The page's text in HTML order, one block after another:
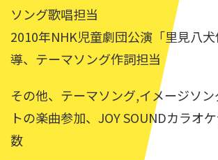
ソング歌唱担当
2010年NHK児童劇団公演「里見八
導、テーマソング作詞担当
その他、テーマソング,イメージソン
トの楽曲参加、JOY SOUNDカラオ
数